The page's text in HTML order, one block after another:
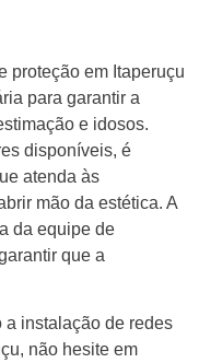
proteção em Itaperuçu
para garantir a
e idosos.
disponíveis, é
atenda às
mão da estética. A
da equipe de
que a
a instalação de redes
não hesite em